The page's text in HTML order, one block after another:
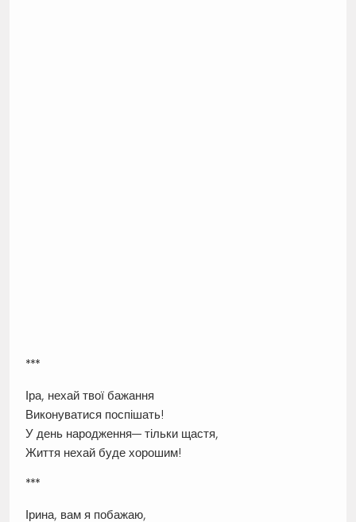
***
Іра, нехай твої бажання
Виконуватися поспішать!
У день народження— тільки щастя,
Життя нехай буде хорошим!
***
Ірина, вам я побажаю,